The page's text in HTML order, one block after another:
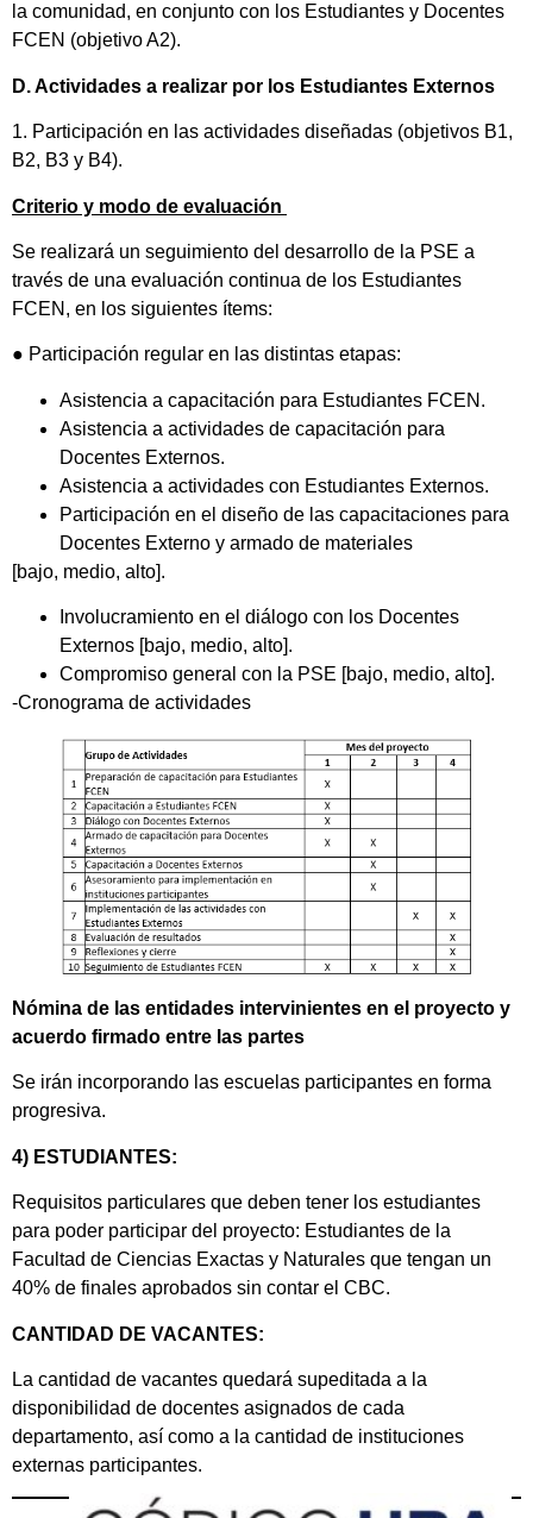
la comunidad, en conjunto con los Estudiantes y Docentes
FCEN (objetivo A2).
D. Actividades a realizar por los Estudiantes Externos
1. Participación en las actividades diseñadas (objetivos B1,
B2, B3 y B4).
Criterio y modo de evaluación
Se realizará un seguimiento del desarrollo de la PSE a
través de una evaluación continua de los Estudiantes
FCEN, en los siguientes ítems:
● Participación regular en las distintas etapas:
Asistencia a capacitación para Estudiantes FCEN.
Asistencia a actividades de capacitación para
Docentes Externos.
Asistencia a actividades con Estudiantes Externos.
Participación en el diseño de las capacitaciones para
Docentes Externo y armado de materiales
[bajo, medio, alto].
Involucramiento en el diálogo con los Docentes
Externos [bajo, medio, alto].
Compromiso general con la PSE [bajo, medio, alto].
-Cronograma de actividades
Nómina de las entidades intervinientes en el proyecto y
acuerdo firmado entre las partes
Se irán incorporando las escuelas participantes en forma
progresiva.
4) ESTUDIANTES:
Requisitos particulares que deben tener los estudiantes
para poder participar del proyecto: Estudiantes de la
Facultad de Ciencias Exactas y Naturales que tengan un
40% de finales aprobados sin contar el CBC.
CANTIDAD DE VACANTES:
La cantidad de vacantes quedará supeditada a la
disponibilidad de docentes asignados de cada
departamento, así como a la cantidad de instituciones
externas participantes.